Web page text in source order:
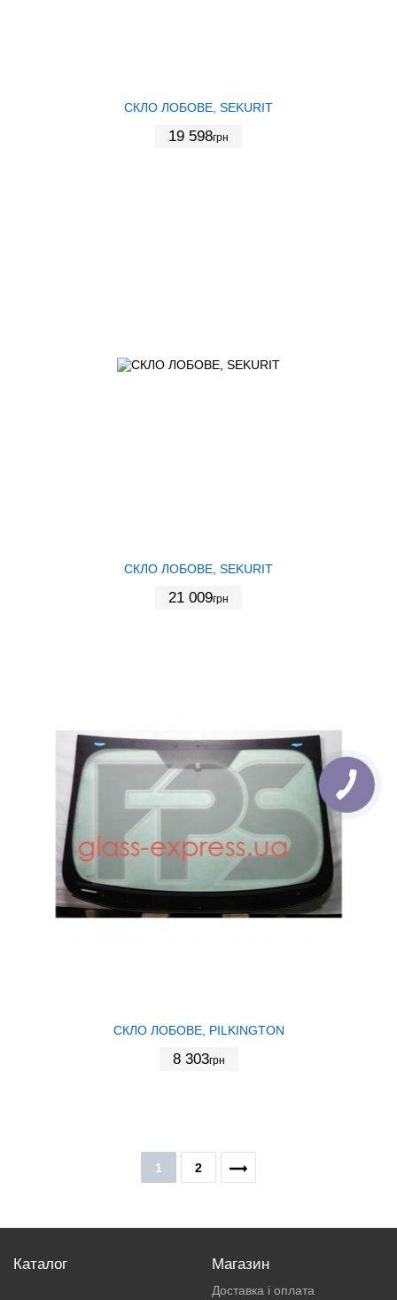
СКЛО ЛОБОВЕ, SEKURIT
19 598грн
СКЛО ЛОБОВЕ, SEKURIT
21 009грн
СКЛО ЛОБОВЕ, PILKINGTON
8 303грн
1 2
Каталог Магазин
Доставка і оплата